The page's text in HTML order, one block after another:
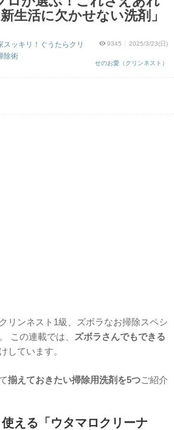
生活に欠かせない洗剤」
9345 2025/3/23(日)
せのお愛（クリンネスト）
スッキリ！ぐうたらクリ
除術
リンネスト1級、ズボラなお掃除スペシ
この連載では、
ズボラさんでもできる
しています。
揃えておきたい掃除用洗剤を5つご紹介
使える「ウタマロクリーナ